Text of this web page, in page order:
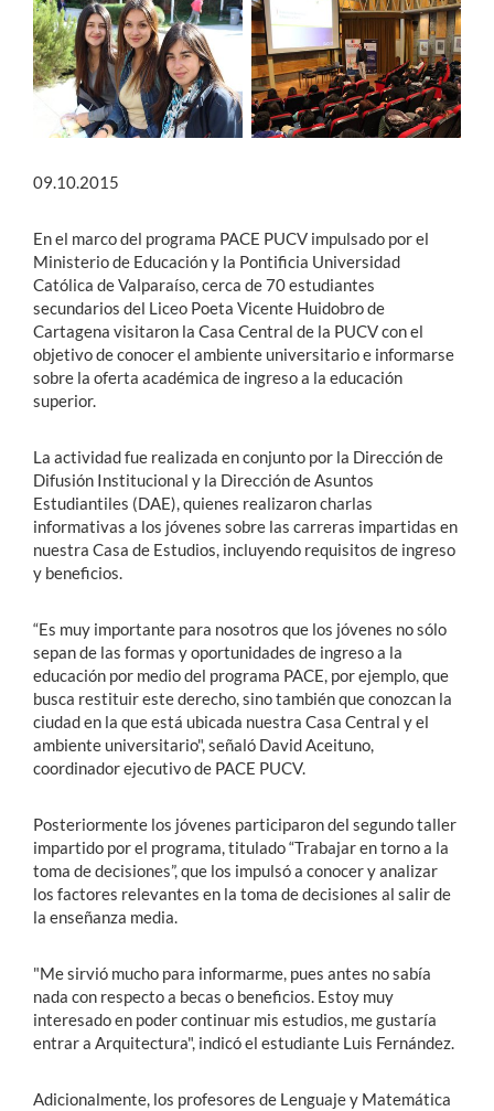
09.10.2015
En el marco del programa PACE PUCV impulsado por el
Ministerio de Educación y la Pontificia Universidad
Católica de Valparaíso, cerca de 70 estudiantes
secundarios del Liceo Poeta Vicente Huidobro de
Cartagena visitaron la Casa Central de la PUCV con el
objetivo de conocer el ambiente universitario e informarse
sobre la oferta académica de ingreso a la educación
superior.
La actividad fue realizada en conjunto por la Dirección de
Difusión Institucional y la Dirección de Asuntos
Estudiantiles (DAE), quienes realizaron charlas
informativas a los jóvenes sobre las carreras impartidas en
nuestra Casa de Estudios, incluyendo requisitos de ingreso
y beneficios.
“Es muy importante para nosotros que los jóvenes no sólo
sepan de las formas y oportunidades de ingreso a la
educación por medio del programa PACE, por ejemplo, que
busca restituir este derecho, sino también que conozcan la
ciudad en la que está ubicada nuestra Casa Central y el
ambiente universitario", señaló David Aceituno,
coordinador ejecutivo de PACE PUCV.
Posteriormente los jóvenes participaron del segundo taller
impartido por el programa, titulado “Trabajar en torno a la
toma de decisiones”, que los impulsó a conocer y analizar
los factores relevantes en la toma de decisiones al salir de
la enseñanza media.
"Me sirvió mucho para informarme, pues antes no sabía
nada con respecto a becas o beneficios. Estoy muy
interesado en poder continuar mis estudios, me gustaría
entrar a Arquitectura", indicó el estudiante Luis Fernández.
Adicionalmente, los profesores de Lenguaje y Matemática